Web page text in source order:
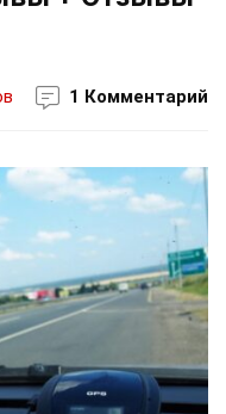
1 Комментарий